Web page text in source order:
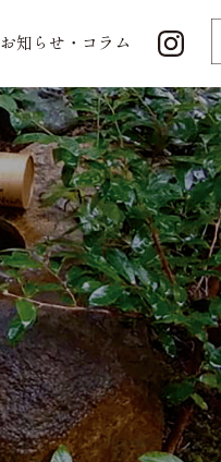
お知らせ・コラム
お知らせ・コラム